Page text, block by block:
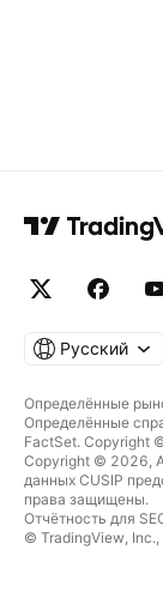
Русский
Определённые
Определённые
FactSet. Copyright
Copyright © 2026,
данных CUSIP
права защищены.
Отчётность для
© TradingView,